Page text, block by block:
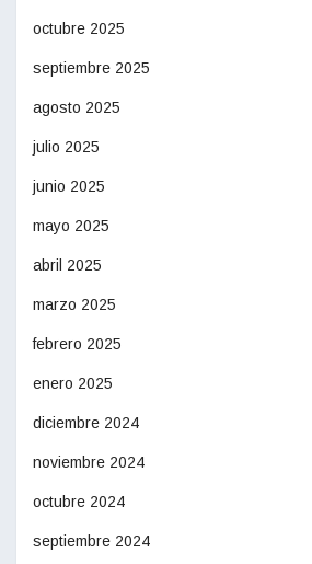
octubre 2025
septiembre 2025
agosto 2025
julio 2025
junio 2025
mayo 2025
abril 2025
marzo 2025
febrero 2025
enero 2025
diciembre 2024
noviembre 2024
octubre 2024
septiembre 2024